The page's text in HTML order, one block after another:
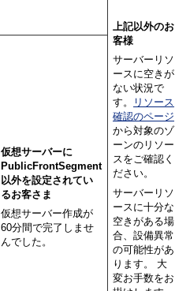
上記以外のお
客様
サーバーリソ
ースに空きが
ない状況で
す。
リソース
確認のページ
から対象のゾ
ーンのリソー
スをご確認く
ださい。
サーバーリソ
ースに十分な
空きがある場
合、設備異常
の可能性があ
ります。 大
変お手数をお
仮想サーバーに
PublicFrontSegment
以外を設定されてい
るお客さま
仮想サーバー作成が
60分間で完了しませ
んでした。